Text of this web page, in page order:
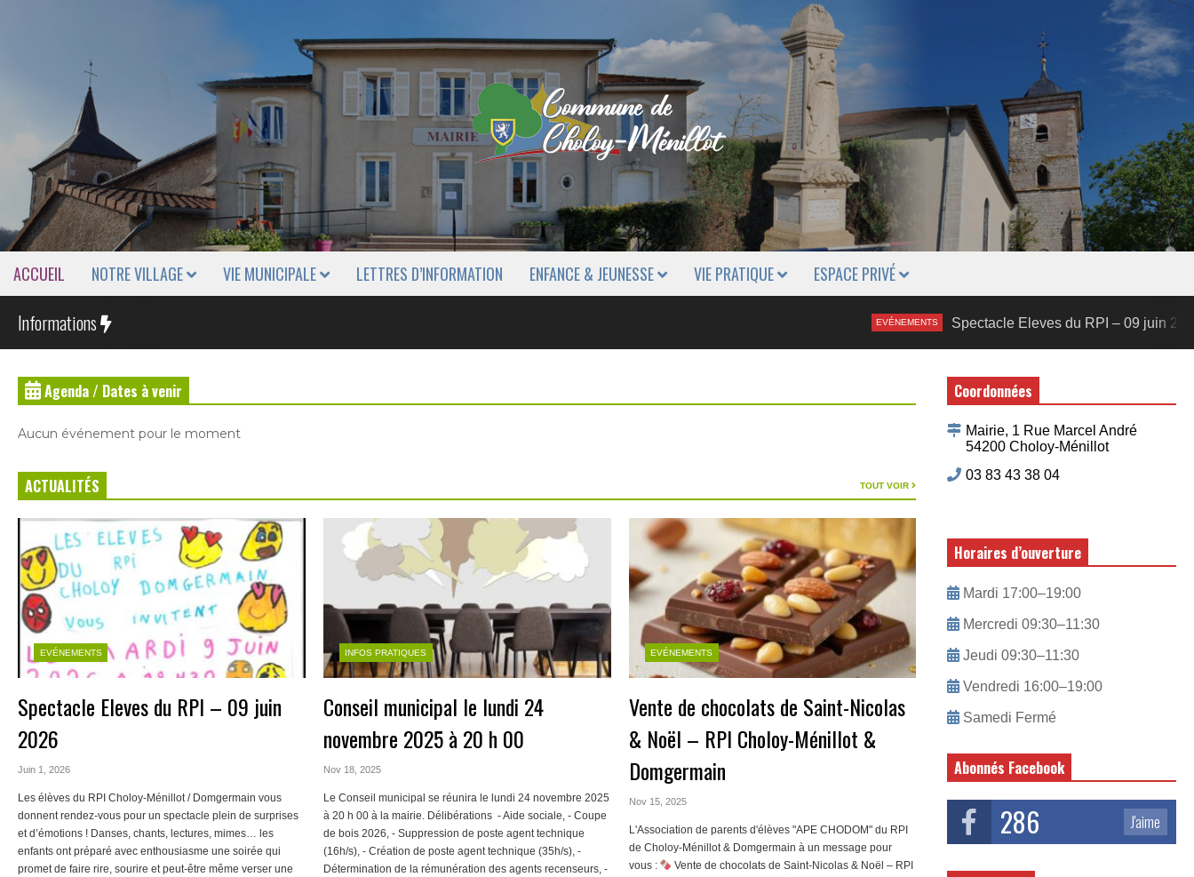
ACCUEIL NOTRE VILLAGE VIE MUNICIPALE LETTRES D’INFORMATION ENFANCE & JEUNESSE VIE PRATIQUE ESPACE PRIVÉ
Informations EVÉNEMENTS Spectacle Eleves du RPI – 09 juin 2026
Agenda / Dates à venir
Aucun événement pour le moment
ACTUALITÉS TOUT VOIR
EVÉNEMENTS
Spectacle Eleves du RPI – 09 juin
2026
Juin 1, 2026
Les élèves du RPI Choloy-Ménillot / Domgermain vous
donnent rendez-vous pour un spectacle plein de surprises
et d’émotions ! Danses, chants, lectures, mimes… les
enfants ont préparé avec enthousiasme une soirée qui
promet de faire rire, sourire et peut-être même verser une
INFOS PRATIQUES
Conseil municipal le lundi 24
novembre 2025 à 20 h 00
Nov 18, 2025
Le Conseil municipal se réunira le lundi 24 novembre 2025
à 20 h 00 à la mairie. Délibérations - Aide sociale, - Coupe
de bois 2026, - Suppression de poste agent technique
(16h/s), - Création de poste agent technique (35h/s), -
Détermination de la rémunération des agents recenseurs, -
EVÉNEMENTS
Vente de chocolats de Saint-Nicolas
& Noël – RPI Choloy-Ménillot &
Domgermain
Nov 15, 2025
L'Association de parents d'élèves "APE CHODOM" du RPI
de Choloy-Ménillot & Domgermain à un message pour
vous :
Vente de chocolats de Saint-Nicolas & Noël – RPI
Coordonnées
Mairie, 1 Rue Marcel André
54200 Choloy-Ménillot
03 83 43 38 04
Horaires d’ouverture
Mardi 17:00–19:00
Mercredi 09:30–11:30
Jeudi 09:30–11:30
Vendredi 16:00–19:00
Samedi Fermé
Abonnés Facebook
286 J'aime